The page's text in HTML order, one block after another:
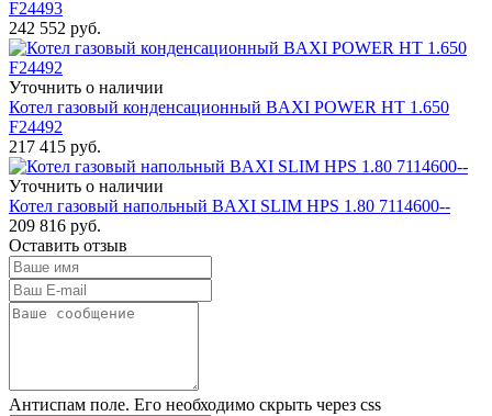
F24493
242 552 руб.
Уточнить о наличии
Котел газовый конденсационный BAXI POWER HT 1.650
F24492
217 415 руб.
Уточнить о наличии
Котел газовый напольный BAXI SLIM HPS 1.80 7114600--
209 816 руб.
Оставить отзыв
Антиспам поле. Его необходимо скрыть через css